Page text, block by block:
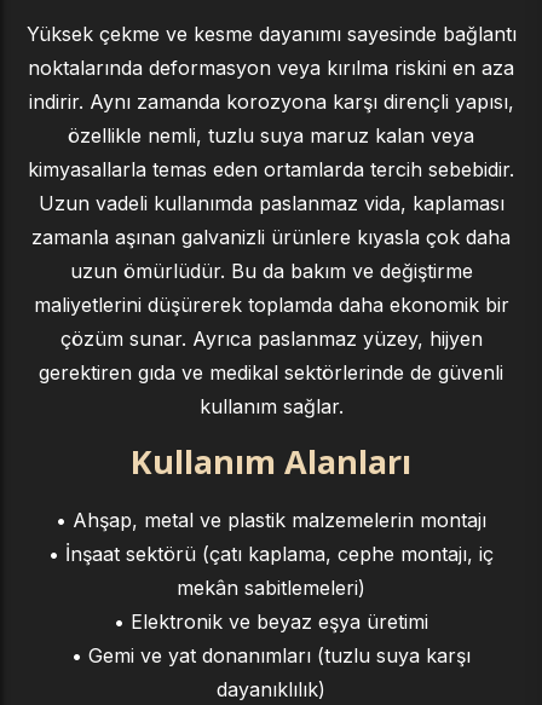
Yüksek çekme ve kesme dayanımı sayesinde bağlantı
noktalarında deformasyon veya kırılma riskini en aza
indirir. Aynı zamanda korozyona karşı dirençli yapısı,
özellikle nemli, tuzlu suya maruz kalan veya
kimyasallarla temas eden ortamlarda tercih sebebidir.
Uzun vadeli kullanımda paslanmaz vida, kaplaması
zamanla aşınan galvanizli ürünlere kıyasla çok daha
uzun ömürlüdür. Bu da bakım ve değiştirme
maliyetlerini düşürerek toplamda daha ekonomik bir
çözüm sunar. Ayrıca paslanmaz yüzey, hijyen
gerektiren gıda ve medikal sektörlerinde de güvenli
kullanım sağlar.
Kullanım Alanları
• Ahşap, metal ve plastik malzemelerin montajı
• İnşaat sektörü (çatı kaplama, cephe montajı, iç
mekân sabitlemeleri)
• Elektronik ve beyaz eşya üretimi
• Gemi ve yat donanımları (tuzlu suya karşı
dayanıklılık)